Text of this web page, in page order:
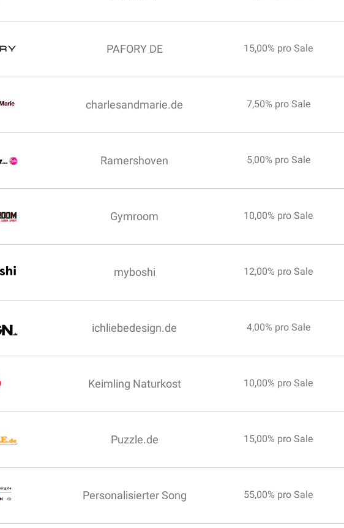
PAFORY DE 15,00% pro Sale
charlesandmarie.de 7,50% pro Sale
Ramershoven 5,00% pro Sale
Gymroom 10,00% pro Sale
myboshi 12,00% pro Sale
ichliebedesign.de 4,00% pro Sale
Keimling Naturkost 10,00% pro Sale
Puzzle.de 15,00% pro Sale
Personalisierter Song 55,00% pro Sale